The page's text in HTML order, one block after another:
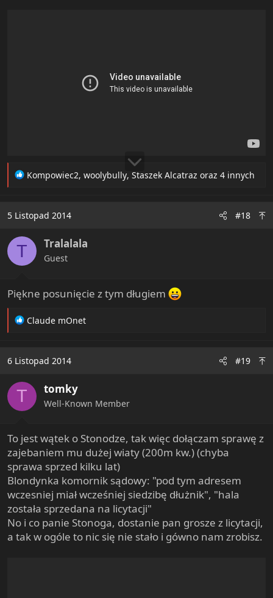
R
t
o
s
Kompowiec2, woolybully, Staszek Alcatraz oraz 4 innych
5 Listopad 2014 #18
T Tralalala
Guest
Piękne posunięcie z tym długiem
R
t
o
s
Claude mOnet
6 Listopad 2014 #19
T tomky
Well-Known Member
To jest wątek o Stonodze, tak więc dołączam sprawę z
zajebaniem mu dużej wiaty (200m kw.) (chyba
sprawa sprzed kilku lat)
Blondynka komornik sądowy: "pod tym adresem
wczesniej miał wcześniej siedzibę dłużnik", "hala
została sprzedana na licytacji"
No i co panie Stonoga, dostanie pan grosze z licytacji,
a tak w ogóle to nic się nie stało i gówno nam zrobisz.